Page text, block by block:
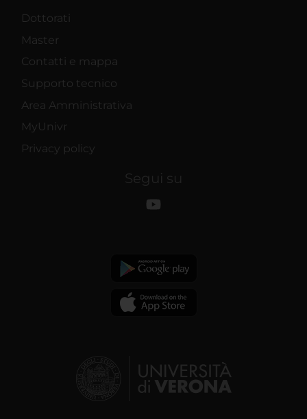
Dottorati
Master
Contatti e mappa
Supporto tecnico
Area Amministrativa
MyUnivr
Privacy policy
Segui su